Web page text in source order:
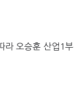
오승훈 산업1